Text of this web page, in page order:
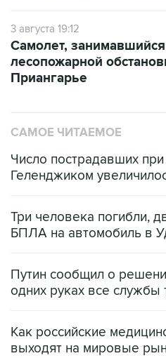
3 августа 19:12
Самолет,
лесопожарной
Приангарье
САМОЕ ЧИТАЕМОЕ
Число пострадавших
Геленджиком
Три человека погибли,
БПЛА на автомобиль в
Путин сообщил о
одних руках все
Как российские
выходят на мировые